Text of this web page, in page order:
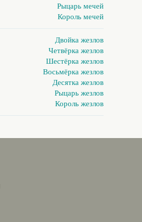
Рыцарь мечей
Король мечей
Двойка жезлов
Четвёрка жезлов
Шестёрка жезлов
Восьмёрка жезлов
Десятка жезлов
Рыцарь жезлов
Король жезлов